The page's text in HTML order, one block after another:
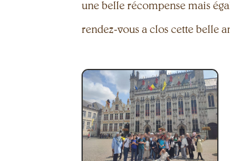
une belle récompense mais
rendez-vous a clos cette belle